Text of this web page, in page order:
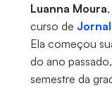
Luanna Moura
curso de
Ela começou
do ano
semestre da